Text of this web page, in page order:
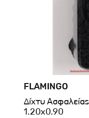
FLAMINGO
Δίχτυ
1.20x0.90